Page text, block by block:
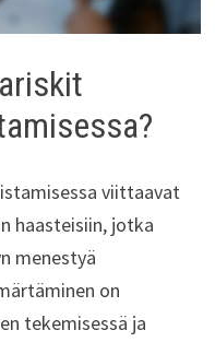
viittaavat
haasteisiin, jotka
menestyä
on
tekemisessä ja